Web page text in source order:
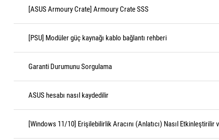
[ASUS Armoury Crate] Armoury Crate SSS
[PSU] Modüler güç kaynağı kablo bağlantı rehberi
Garanti Durumunu Sorgulama
ASUS hesabı nasıl kaydedilir
[Windows 11/10] Erişilebilirlik Aracını (Anlatıcı) Nasıl Etkinleştirilir